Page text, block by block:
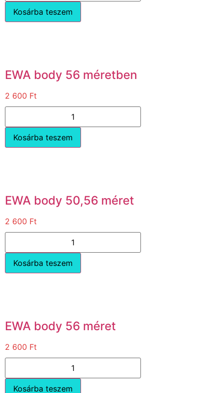
Kosárba teszem
EWA body 56 méretben
2 600 Ft
Kosárba teszem
EWA body 50,56 méret
2 600 Ft
Kosárba teszem
EWA body 56 méret
2 600 Ft
Kosárba teszem